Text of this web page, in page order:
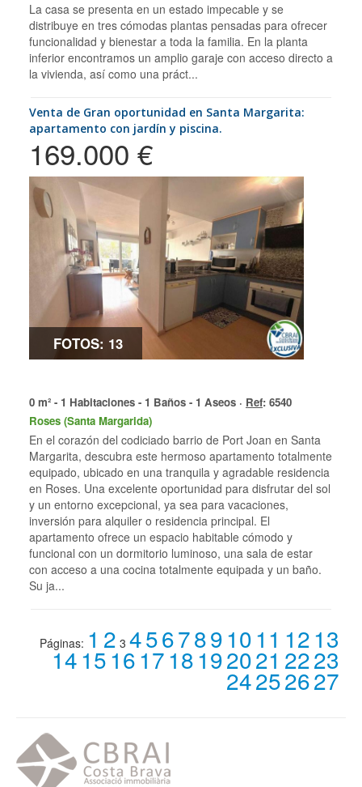
La casa se presenta en un estado impecable y se
distribuye en tres cómodas plantas pensadas para ofrecer
funcionalidad y bienestar a toda la familia. En la planta
inferior encontramos un amplio garaje con acceso directo a
la vivienda, así como una práct...
Venta de Gran oportunidad en Santa Margarita:
apartamento con jardín y piscina.
169.000 €
FOTOS: 13
0 m² - 1 Habitaciones - 1 Baños - 1 Aseos · Ref: 6540
Roses (Santa Margarida)
En el corazón del codiciado barrio de Port Joan en Santa
Margarita, descubra este hermoso apartamento totalmente
equipado, ubicado en una tranquila y agradable residencia
en Roses. Una excelente oportunidad para disfrutar del sol
y un entorno excepcional, ya sea para vacaciones,
inversión para alquiler o residencia principal. El
apartamento ofrece un espacio habitable cómodo y
funcional con un dormitorio luminoso, una sala de estar
con acceso a una cocina totalmente equipada y un baño.
Su ja...
Páginas: 1 2 3 4567891011 1213
1415161718192021 2223
24252627